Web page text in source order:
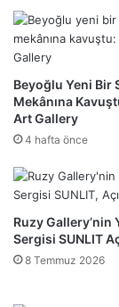
Beyoğlu Yeni Bir
Mekânına
Art Gallery
4 hafta önce
Ruzy Gallery’nin
Sergisi SUNLIT
8 Temmuz 2026